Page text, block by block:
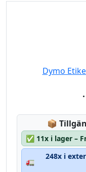
Dymo
📦
✅ 11x i lager –
🚛
248x i